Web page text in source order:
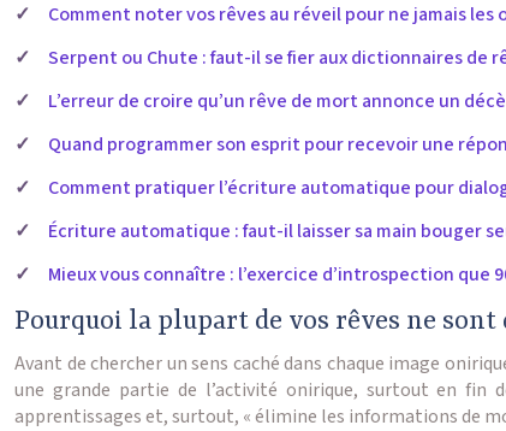
Comment noter vos rêves au réveil pour ne jamais les
Serpent ou Chute : faut-il se fier aux dictionnaires de
L’erreur de croire qu’un rêve de mort annonce un
Quand programmer son esprit pour recevoir une
Comment pratiquer l’écriture automatique pour
Écriture automatique : faut-il laisser sa main bouger
Mieux vous connaître : l’exercice d’introspection que
Pourquoi la plupart de vos rêves ne
Avant de chercher un sens caché dans chaque image
une grande partie de l’activité onirique, surtout en fin
apprentissages et, surtout, « élimine les informations de